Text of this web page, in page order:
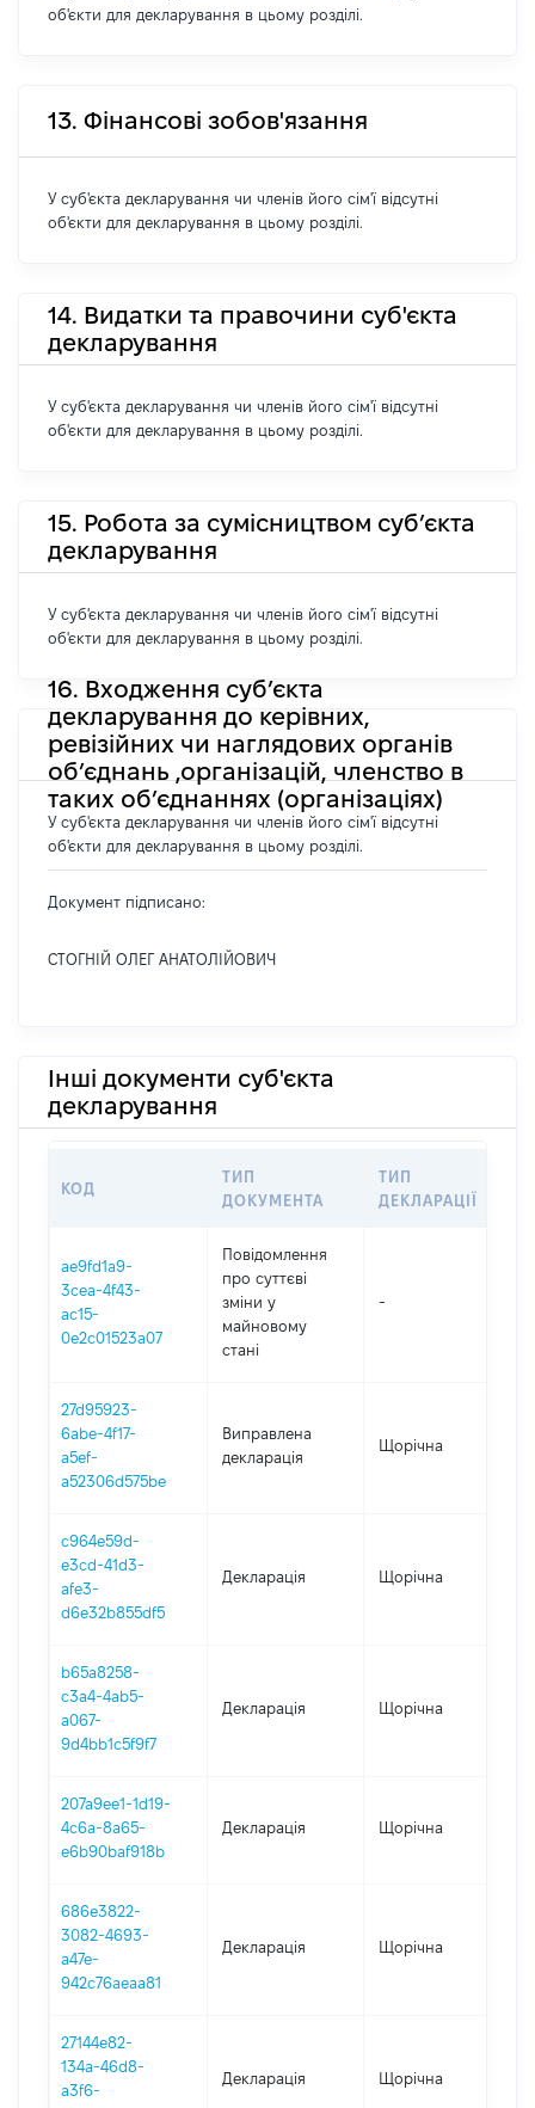
об'єкти для декларування в цьому розділі.
13. Фінансові зобов'язання
У суб'єкта декларування чи членів його сім'ї відсутні
об'єкти для декларування в цьому розділі.
14. Видатки та правочини суб'єкта
декларування
У суб'єкта декларування чи членів його сім'ї відсутні
об'єкти для декларування в цьому розділі.
15. Робота за сумісництвом суб’єкта
декларування
У суб'єкта декларування чи членів його сім'ї відсутні
об'єкти для декларування в цьому розділі.
16. Входження суб’єкта
декларування до керівних,
ревізійних чи наглядових органів
об’єднань ,організацій, членство в
таких об’єднаннях (організаціях)
У суб'єкта декларування чи членів його сім'ї відсутні
об'єкти для декларування в цьому розділі.
Документ підписано:
СТОГНІЙ ОЛЕГ АНАТОЛІЙОВИЧ
Інші документи суб'єкта
декларування
КОД
ТИП
ДОКУМЕНТА
ТИП
ДЕКЛАРАЦІЇ
ae9fd1a9-
3cea-4f43-
ac15-
0e2c01523a07
Повідомлення
про суттєві
зміни y
майновому
стані
-
27d95923-
6abe-4f17-
a5ef-
a52306d575be
Виправлена
декларація
Щорічна
c964e59d-
e3cd-41d3-
afe3-
d6e32b855df5
Декларація Щорічна
b65a8258-
c3a4-4ab5-
a067-
9d4bb1c5f9f7
Декларація Щорічна
207a9ee1-1d19-
4c6a-8a65-
e6b90baf918b
Декларація Щорічна
686e3822-
3082-4693-
a47e-
942c76aeaa81
Декларація Щорічна
27144e82-
134a-46d8-
a3f6-
Декларація Щорічна